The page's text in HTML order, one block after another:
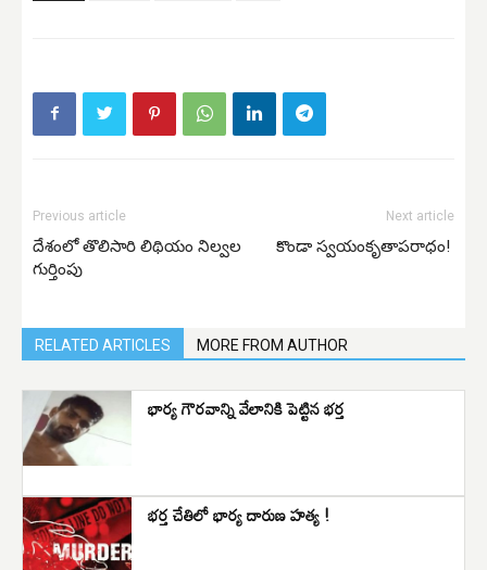
Previous article
దేశంలో తొలిసారి లిథియం నిల్వల
గుర్తింపు
Next article
కొండా స్వయంకృతాపరాధం!
RELATED ARTICLES MORE FROM AUTHOR
భార్య గౌరవాన్ని వేలానికి పెట్టిన భర్త
భర్త చేతిలో భార్య దారుణ హత్య !